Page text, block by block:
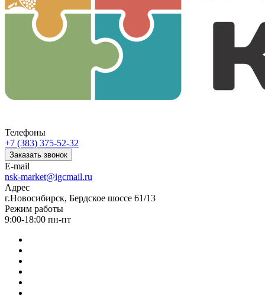
Телефоны
+7 (383) 375-52-32
Заказать звонок
E-mail
nsk-market@igcmail.ru
Адрес
г.Новосибирск, Бердское шоссе 61/13
Режим работы
9:00-18:00 пн-пт